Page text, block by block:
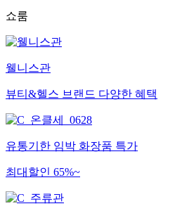
쇼룸
웰니스관
뷰티&헬스 브랜드 다양한 혜택
유통기한 임박 화장품 특가
최대할인 65%~